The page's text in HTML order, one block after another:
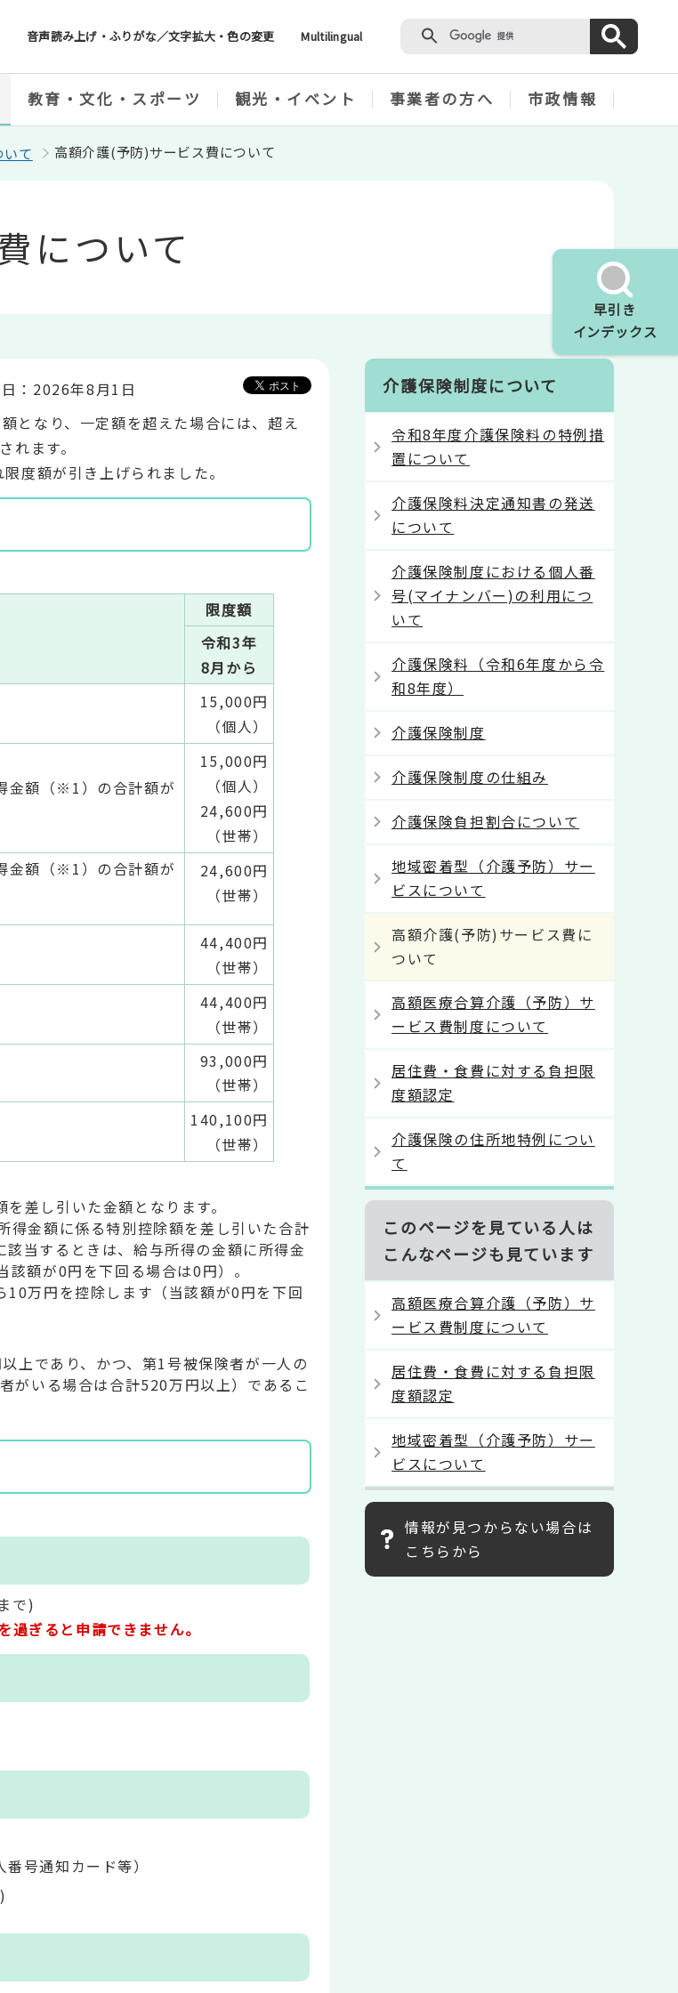
音声読み上げ・ふりがな／文字拡大・色の変更 Multilingual
早引き
インデックス
教育・文化・スポーツ 観光・イベント 事業者の方へ 市政情報
て 高額介護(予防)サービス費について
について
：2026年8月1日
となり、一定額を超えた場合には、超え
ます。
度額が引き上げられました。
限度額
令和3年
8月から
15,000円
（個人）
金額（※1）の合計額が
15,000円
（個人）
24,600円
（世帯）
金額（※1）の合計額が
24,600円
（世帯）
44,400円
（世帯）
44,400円
（世帯）
93,000円
（世帯）
140,100円
（世帯）
差し引いた金額となります。
得金額に係る特別控除額を差し引いた合計
当するときは、給与所得の金額に所得金
額が0円を下回る場合は0円）。
万円を控除します（当該額が0円を下回
上であり、かつ、第1号被保険者が一人の
がいる場合は合計520万円以上）であるこ
で)
過ぎると申請できません。
号通知カード等）
介護保険制度について
令和8年度介護保険料の特例措
置について
介護保険料決定通知書の発送
について
介護保険制度における個人番
号(マイナンバー)の利用につ
いて
介護保険料（令和6年度から令
和8年度）
介護保険制度
介護保険制度の仕組み
介護保険負担割合について
地域密着型（介護予防）サー
ビスについて
高額介護(予防)サービス費に
ついて
高額医療合算介護（予防）サ
ービス費制度について
居住費・食費に対する負担限
度額認定
介護保険の住所地特例につい
て
このページを見ている人は
こんなページも見ています
高額医療合算介護（予防）サ
ービス費制度について
居住費・食費に対する負担限
度額認定
地域密着型（介護予防）サー
ビスについて
情報が見つからない場合は
こちらから